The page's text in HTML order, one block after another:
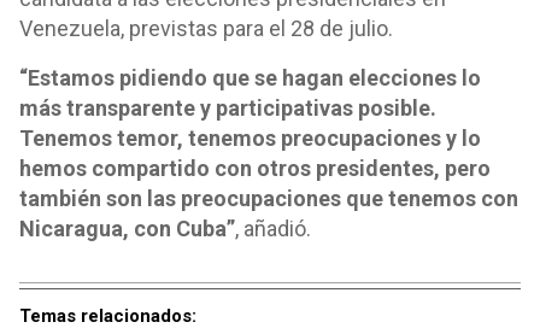
Venezuela, previstas para el 28 de julio.
“Estamos pidiendo que se hagan elecciones lo
más transparente y participativas posible.
Tenemos temor, tenemos preocupaciones y lo
hemos compartido con otros presidentes, pero
también son las preocupaciones que tenemos con
Nicaragua, con Cuba”, añadió.
Temas relacionados: